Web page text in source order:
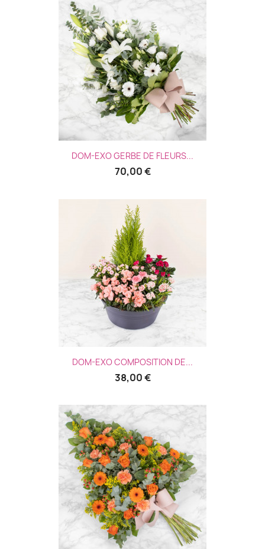
DOM-EXO GERBE DE FLEURS...
70,00 €
DOM-EXO COMPOSITION DE...
38,00 €